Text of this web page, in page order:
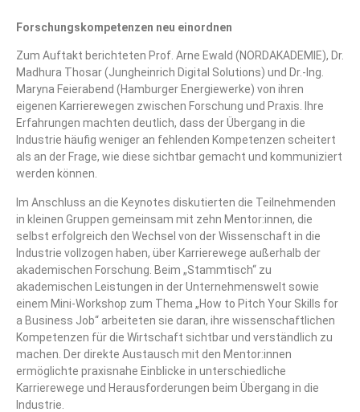
Forschungskompetenzen neu einordnen
Zum Auftakt berichteten Prof. Arne Ewald (NORDAKADEMIE), Dr.
Madhura Thosar(Jungheinrich Digital Solutions) und Dr.-Ing.
Maryna Feierabend (Hamburger Energiewerke) von ihren
eigenen Karrierewegen zwischen Forschung und Praxis. Ihre
Erfahrungen machten deutlich, dass der Übergang in die
Industrie häufig weniger an fehlenden Kompetenzen scheitert
als an der Frage, wie diese sichtbar gemacht und kommuniziert
werden können.
Im Anschluss an die Keynotes diskutierten die Teilnehmenden
in kleinen Gruppen gemeinsam mit zehn Mentor:innen, die
selbst erfolgreich den Wechsel von der Wissenschaft in die
Industrie vollzogen haben, über Karrierewege außerhalb der
akademischen Forschung. Beim „Stammtisch“ zu
akademischen Leistungen in der Unternehmenswelt sowie
einem Mini-Workshop zum Thema „How to Pitch Your Skills for
a Business Job“ arbeiteten sie daran, ihre wissenschaftlichen
Kompetenzen für die Wirtschaft sichtbar und verständlich zu
machen. Der direkte Austausch mit den Mentor:innen
ermöglichte praxisnahe Einblicke in unterschiedliche
Karrierewege und Herausforderungen beim Übergang in die
Industrie.